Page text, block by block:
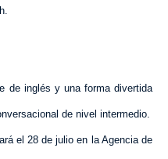
de inglés y una forma divertida
de nivel intermedio.
el 28 de julio en la Agenciade